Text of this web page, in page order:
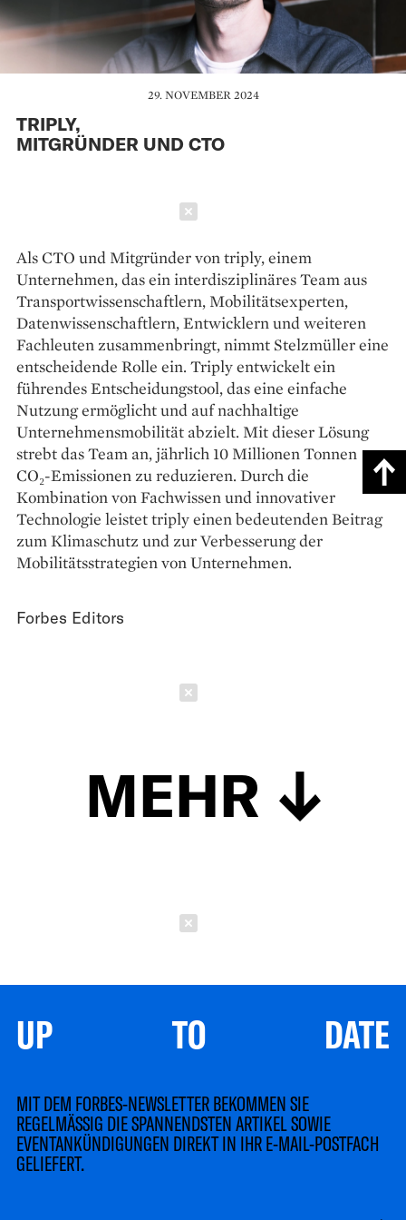
29. NOVEMBER 2024
TRIPLY,
MITGRÜNDER UND CTO
Als CTO und Mitgründer von triply, einem
Unternehmen, das ein interdisziplinäres Team aus
Transportwissenschaftlern, Mobilitätsexperten,
Datenwissenschaftlern, Entwicklern und weiteren
Fachleuten zusammenbringt, nimmt Stelzmüller eine
entscheidende Rolle ein. Triply entwickelt ein
führendes Entscheidungstool, das eine einfache
Nutzung ermöglicht und auf nachhaltige
Unternehmensmobilität abzielt. Mit dieser Lösung
strebt das Team an, jährlich 10 Millionen Tonnen
CO₂-Emissionen zu reduzieren. Durch die
Kombination von Fachwissen und innovativer
Technologie leistet triply einen bedeutenden Beitrag
zum Klimaschutz und zur Verbesserung der
Mobilitätsstrategien von Unternehmen.
Forbes Editors
MEHR
UP TO DATE
MIT DEM FORBES-NEWSLETTER BEKOMMEN SIE
REGELMÄSSIG DIE SPANNENDSTEN ARTIKEL SOWIE
EVENTANKÜNDIGUNGEN DIREKT IN IHR E-MAIL-POSTFACH
GELIEFERT.